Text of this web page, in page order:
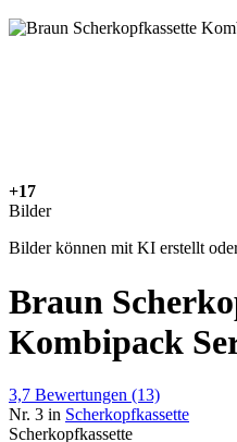
+17
Bilder
Bilder können mit KI erstellt
Braun
Kombipack
3,7 Bewertungen (13)
Nr. 3 in Scherkopfkassette
Scherkopfkassette